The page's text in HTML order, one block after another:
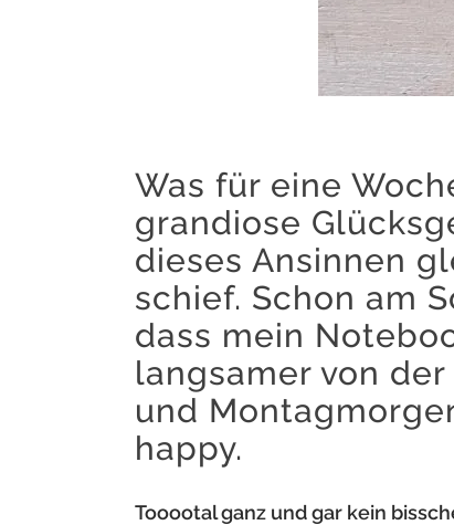
Was für eine
grandiose
dieses Ansinnen
schief. Schon am
dass mein
langsamer von
und
happy.
Tooootal ganz und gar kein